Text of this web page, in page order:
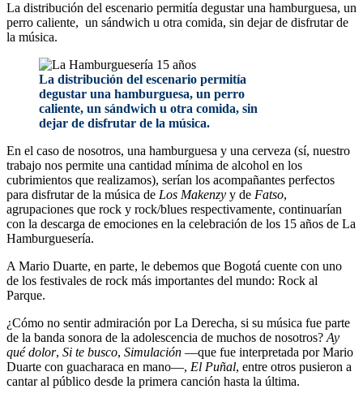
La distribución del escenario permitía degustar una hamburguesa, un
perro caliente, un sándwich u otra comida, sin dejar de disfrutar de
la música.
La distribución del escenario permitía
degustar una hamburguesa, un perro
caliente, un sándwich u otra comida, sin
dejar de disfrutar de la música.
En el caso de nosotros, una hamburguesa y una cerveza (sí, nuestro
trabajo nos permite una cantidad mínima de alcohol en los
cubrimientos que realizamos), serían los acompañantes perfectos
para disfrutar de la música de Los Makenzy y de Fatso,
agrupaciones que rock y rock/blues respectivamente, continuarían
con la descarga de emociones en la celebración de los 15 años de La
Hamburguesería.
A Mario Duarte, en parte, le debemos que Bogotá cuente con uno
de los festivales de rock más importantes del mundo: Rock al
Parque.
¿Cómo no sentir admiración por La Derecha, si su música fue parte
de la banda sonora de la adolescencia de muchos de nosotros?Ay
qué dolor, Si te busco, Simulación —que fue interpretada por Mario
Duarte con guacharaca en mano—, El Puñal, entre otros pusieron a
cantar al público desde la primera canción hasta la última.